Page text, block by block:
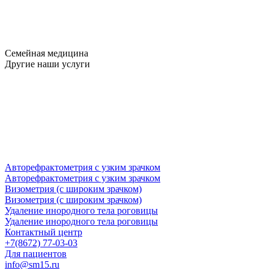
Семейная медицина
Другие наши услуги
Авторефрактометрия с узким зрачком
Авторефрактометрия с узким зрачком
Визометрия (с широким зрачком)
Визометрия (с широким зрачком)
Удаление инородного тела роговицы
Удаление инородного тела роговицы
Контактный центр
+7(8672) 77-03-03
Для пациентов
info@sm15.ru